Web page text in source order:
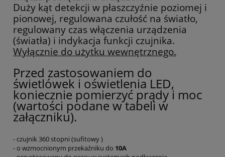
Duży kąt detekcji w płaszczyźnie poziomej i
pionowej, regulowana czułość na światło,
regulowany czas włączenia urządzenia
(światła) i indykacja funkcji czujnika.
Wyłącznie do użytku wewnętrznego.
Przed zastosowaniem do
świetlówek i oświetlenia LED,
koniecznie pomierzyć prądy i moc
(wartości podane w tabeli w
załączniku).
- czujnik 360 stopni (sufitowy )
- o wzmocnionym przekaźniku do 10A